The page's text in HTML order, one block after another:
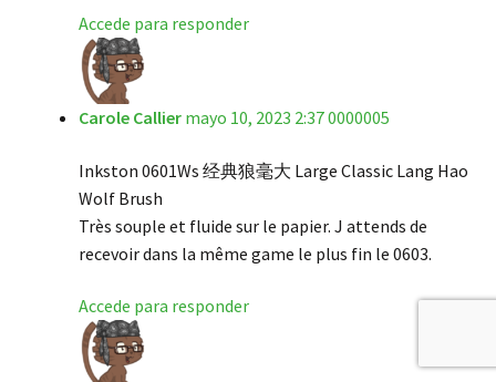
Accede para responder
Carole Callier mayo 10, 2023 2:37 0000005
Inkston 0601Ws 经典狼毫大 Large Classic Lang Hao
Wolf Brush
Très souple et fluide sur le papier. J attends de
recevoir dans la même game le plus fin le 0603.
Accede para responder